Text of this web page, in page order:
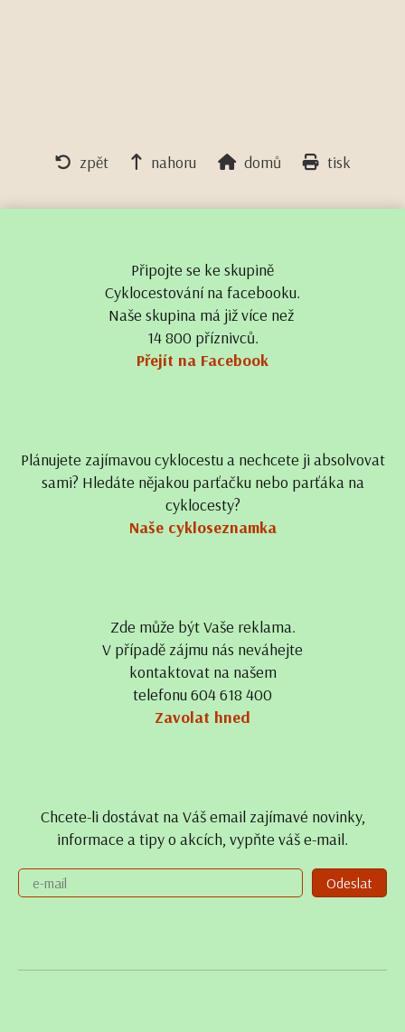
zpět nahoru domů tisk
Připojte se ke skupině
Cyklocestování na facebooku.
Naše skupina má již více než
14 800 příznivců.
Přejít na Facebook
Plánujete zajímavou cyklocestu a nechcete ji absolvovat
sami? Hledáte nějakou parťačku nebo parťáka na
cyklocesty?
Naše cykloseznamka
Zde může být Vaše reklama.
V případě zájmu nás neváhejte
kontaktovat na našem
telefonu 604 618 400
Zavolat hned
Chcete-li dostávat na Váš email zajímavé novinky,
informace a tipy o akcích, vypňte váš e-mail.
Odeslat